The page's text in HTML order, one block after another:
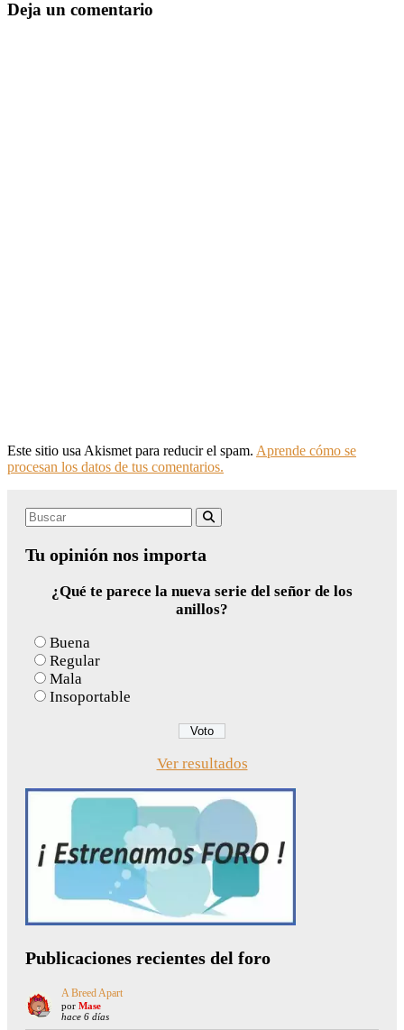
Deja un comentario
Este sitio usa Akismet para reducir el spam. Aprende cómo se
procesan los datos de tus comentarios.
Search
Tu opinión nos importa
¿Qué te parece la nueva serie del señor de los
anillos?
Buena
Regular
Mala
Insoportable
Ver resultados
Publicaciones recientes del foro
A Breed Apart
por Mase
hace 6 días